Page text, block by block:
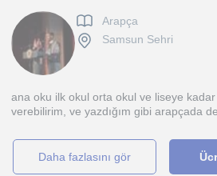
Arapça
Samsun Sehri
ana oku ilk okul orta okul ve liseye
verebilirim, ve yazdığım gibi arapçada
daha fazlasını gör